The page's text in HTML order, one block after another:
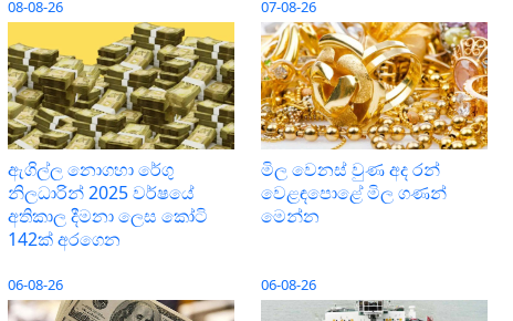
08-08-26
ඇගිල්ල නොගහා රේගු
නිලධාරින් 2025 වර්ෂයේ
අතිකාල දීමනා ලෙස කෝටි
142ක් අරගෙන
07-08-26
මිල වෙනස් වුණ අද රන්
වෙළඳපොළේ මිල ගණන්
මෙන්න
06-08-26 06-08-26